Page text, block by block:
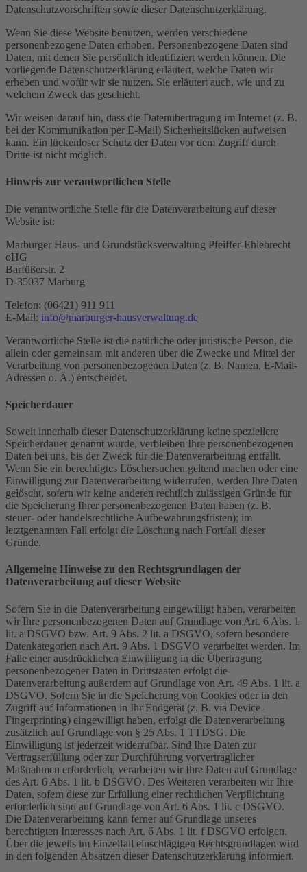
Datenschutzvorschriften sowie dieser Datenschutzerklärung.
Wenn Sie diese Website benutzen, werden verschiedene
personenbezogene Daten erhoben. Personenbezogene Daten sind
Daten, mit denen Sie persönlich identifiziert werden können. Die
vorliegende Datenschutzerklärung erläutert, welche Daten wir
erheben und wofür wir sie nutzen. Sie erläutert auch, wie und zu
welchem Zweck das geschieht.
Wir weisen darauf hin, dass die Datenübertragung im Internet (z. B.
bei der Kommunikation per E-Mail) Sicherheitslücken aufweisen
kann. Ein lückenloser Schutz der Daten vor dem Zugriff durch
Dritte ist nicht möglich.
Hinweis zur verantwortlichen Stelle
Die verantwortliche Stelle für die Datenverarbeitung auf dieser
Website ist:
Marburger Haus- und Grundstücksverwaltung Pfeiffer-Ehlebrecht
oHG
Barfüßerstr. 2
D-35037 Marburg
Telefon: (06421) 911 911
E-Mail: info@marburger-hausverwaltung.de
Verantwortliche Stelle ist die natürliche oder juristische Person, die
allein oder gemeinsam mit anderen über die Zwecke und Mittel der
Verarbeitung von personenbezogenen Daten (z. B. Namen, E-Mail-
Adressen o. Ä.) entscheidet.
Speicherdauer
Soweit innerhalb dieser Datenschutzerklärung keine speziellere
Speicherdauer genannt wurde, verbleiben Ihre personenbezogenen
Daten bei uns, bis der Zweck für die Datenverarbeitung entfällt.
Wenn Sie ein berechtigtes Löschersuchen geltend machen oder eine
Einwilligung zur Datenverarbeitung widerrufen, werden Ihre Daten
gelöscht, sofern wir keine anderen rechtlich zulässigen Gründe für
die Speicherung Ihrer personenbezogenen Daten haben (z. B.
steuer- oder handelsrechtliche Aufbewahrungsfristen); im
letztgenannten Fall erfolgt die Löschung nach Fortfall dieser
Gründe.
Allgemeine Hinweise zu den Rechtsgrundlagen der
Datenverarbeitung auf dieser Website
Sofern Sie in die Datenverarbeitung eingewilligt haben, verarbeiten
wir Ihre personenbezogenen Daten auf Grundlage von Art. 6 Abs. 1
lit. a DSGVO bzw. Art. 9 Abs. 2 lit. a DSGVO, sofern besondere
Datenkategorien nach Art. 9 Abs. 1 DSGVO verarbeitet werden. Im
Falle einer ausdrücklichen Einwilligung in die Übertragung
personenbezogener Daten in Drittstaaten erfolgt die
Datenverarbeitung außerdem auf Grundlage von Art. 49 Abs. 1 lit. a
DSGVO. Sofern Sie in die Speicherung von Cookies oder in den
Zugriff auf Informationen in Ihr Endgerät (z. B. via Device-
Fingerprinting) eingewilligt haben, erfolgt die Datenverarbeitung
zusätzlich auf Grundlage von § 25 Abs. 1 TTDSG. Die
Einwilligung ist jederzeit widerrufbar. Sind Ihre Daten zur
Vertragserfüllung oder zur Durchführung vorvertraglicher
Maßnahmen erforderlich, verarbeiten wir Ihre Daten auf Grundlage
des Art. 6 Abs. 1 lit. b DSGVO. Des Weiteren verarbeiten wir Ihre
Daten, sofern diese zur Erfüllung einer rechtlichen Verpflichtung
erforderlich sind auf Grundlage von Art. 6 Abs. 1 lit. c DSGVO.
Die Datenverarbeitung kann ferner auf Grundlage unseres
berechtigten Interesses nach Art. 6 Abs. 1 lit. f DSGVO erfolgen.
Über die jeweils im Einzelfall einschlägigen Rechtsgrundlagen wird
in den folgenden Absätzen dieser Datenschutzerklärung informiert.